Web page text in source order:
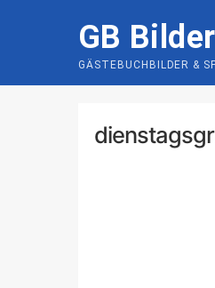
GB Bilder
GÄSTEBUCHBILDER &